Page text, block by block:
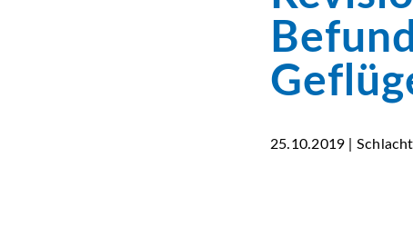
25.10.2019 |